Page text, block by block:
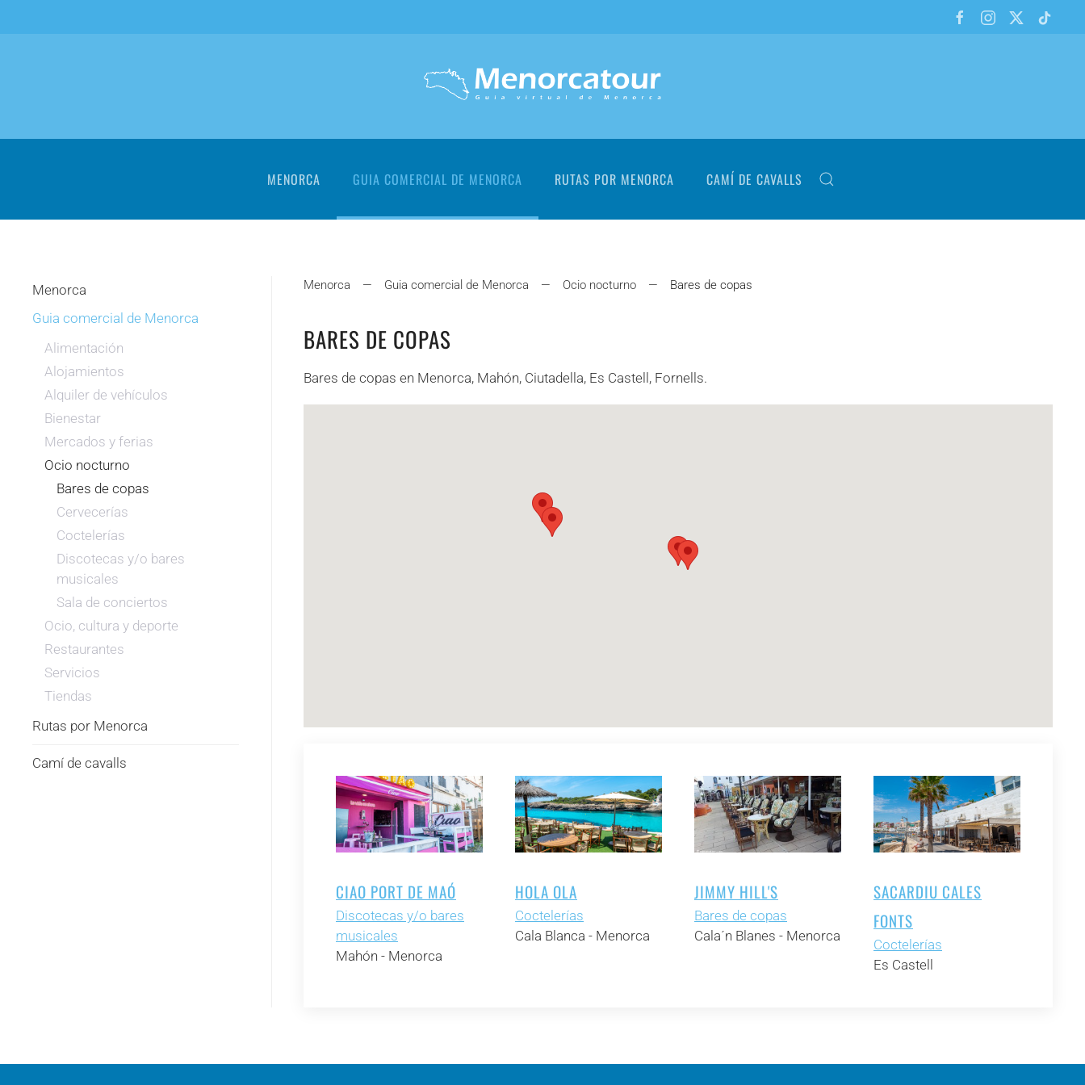
MENORCA GUIA COMERCIAL DE MENORCA RUTAS POR MENORCA CAMÍ DE CAVALLS
Menorca Guia comercial de Menorca Ocio nocturno Bares de copas
BARES DE COPAS
Bares de copas en Menorca, Mahón, Ciutadella, Es Castell, Fornells.
CIAO PORT DE MAÓ
Discotecas y/o bares
musicales
Mahón - Menorca
HOLA OLA
Coctelerías
Cala Blanca - Menorca
JIMMY HILL'S
Bares de copas
Cala´n Blanes - Menorca
SACARDIU CALES
FONTS
Coctelerías
Es Castell
Menorca
Guia comercial de Menorca
Alimentación
Alojamientos
Alquiler de vehículos
Bienestar
Mercados y ferias
Ocio nocturno
Bares de copas
Cervecerías
Coctelerías
Discotecas y/o bares
musicales
Sala de conciertos
Ocio, cultura y deporte
Restaurantes
Servicios
Tiendas
Rutas por Menorca
Camí de cavalls